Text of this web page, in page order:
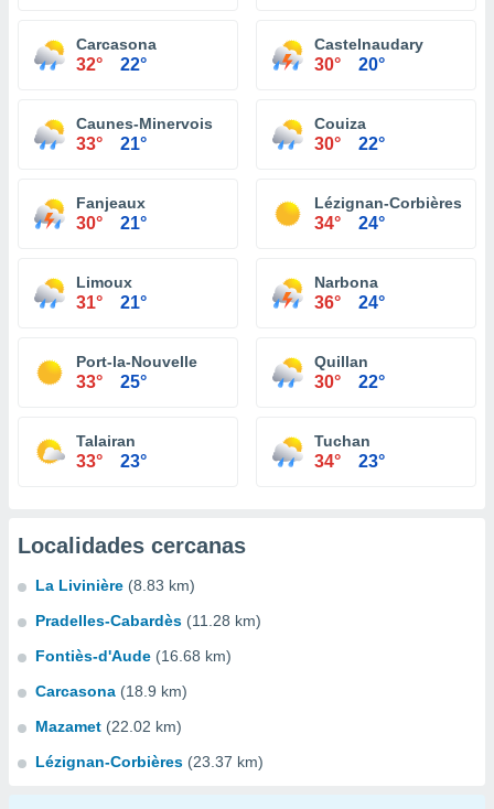
Carcasona
32° 22°
Castelnaudary
30° 20°
Caunes-Minervois
33° 21°
Couiza
30° 22°
Fanjeaux
30° 21°
Lézignan-Corbières
34° 24°
Limoux
31° 21°
Narbona
36° 24°
Port-la-Nouvelle
33° 25°
Quillan
30° 22°
Talairan
33° 23°
Tuchan
34° 23°
Localidades cercanas
La Livinière (8.83 km)
Pradelles-Cabardès (11.28 km)
Fontiès-d'Aude (16.68 km)
Carcasona (18.9 km)
Mazamet (22.02 km)
Lézignan-Corbières (23.37 km)